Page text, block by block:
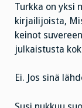
Turkka on yksi
kirjailijoista,
keinot
julkaistusta
Ei. Jos sinä